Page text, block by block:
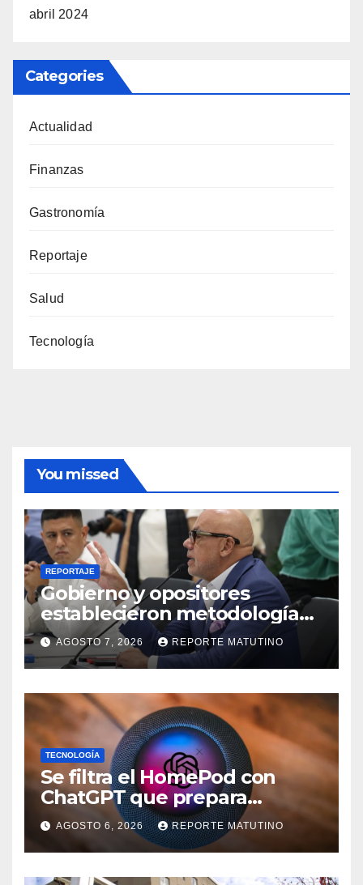
abril 2024
Categories
Actualidad
Finanzas
Gastronomía
Reportaje
Salud
Tecnología
You missed
REPORTAJE
Gobierno y opositores
establecieron metodología
para el proceso de diálogo en
Venezuela
AGOSTO 7, 2026 REPORTE MATUTINO
TECNOLOGÍA
Se filtra el HomePod con
ChatGPT que prepara
OpenAI y su diseño es una
locura
AGOSTO 6, 2026 REPORTE MATUTINO